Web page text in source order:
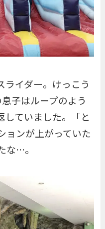
ライダー。けっこう
子はループのよう
していました。「と
ョンが上がっていた
な…。